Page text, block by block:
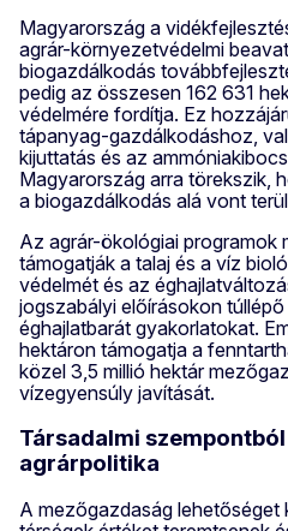
Magyarország a
agrár-környezetvédelmi
biogazdálkodás
pedig az összesen 162 631
védelmére fordítja. Ez
tápanyag-gazdálkodáshoz,
kijuttatás és az
Magyarország arra törekszik,
a biogazdálkodás alá vont
Az agrár-ökológiai programok
támogatják a talaj és a víz
védelmét és az
jogszabályi előírásokon
éghajlatbarát gyakorlatokat.
hektáron támogatja a
közel 3,5 millió hektár
vízegyensúly javítását.
Társadalmi
agrárpolitika
A mezőgazdaság lehetőséget